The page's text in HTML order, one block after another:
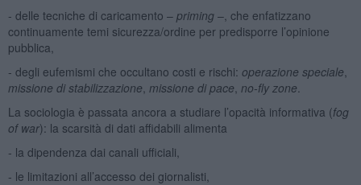
- delle tecniche di caricamento – priming–, che enfatizzano
continuamente temi sicurezza/ordine per predisporre l’opinione
pubblica,
- degli eufemismi che occultano costi e rischi: operazione speciale
missione di stabilizzazione missione di pace no-fly zone
La sociologia è passata ancora a studiare l’opacità informativa (fog
of war): la scarsità di dati affidabili alimenta
- la dipendenza dai canali ufficiali,
- le limitazioni all’accesso dei giornalisti,